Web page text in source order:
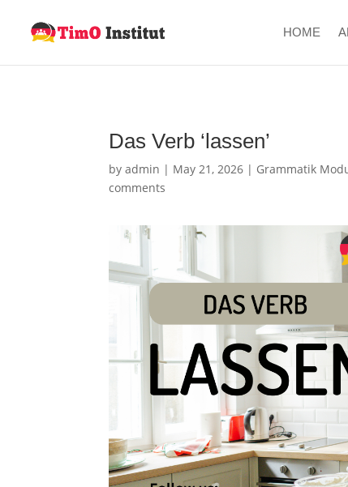
HOME
Das Verb ‘lassen’
byadmin | May 21, 2026 | Grammatik
comments